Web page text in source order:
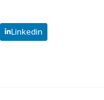
Linkedin